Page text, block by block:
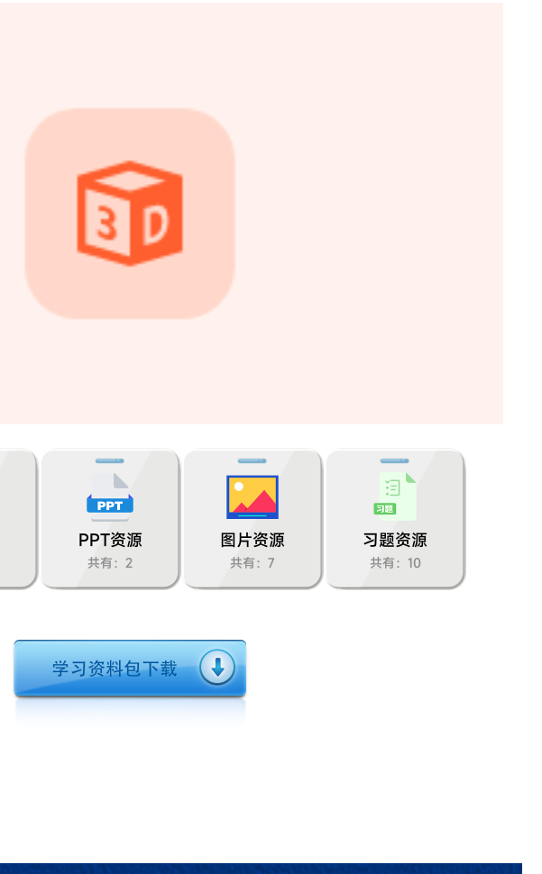
PPT资源
共有：2
图片资源
共有：7
习题资源
共有：10